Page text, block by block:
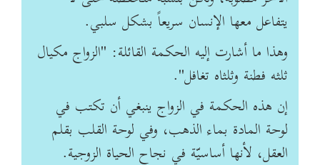
يتفاعل معها الإنسان سريعاً بشكل سلبي.
وهذا ما أشارت إليه الحكمة القائلة: "الزواج مكيال
ثلثه فطنة وثلثاه تغافل".
إن هذه الحكمة في الزواج ينبغي أن تكتب في
لوحة المادة بماء الذهب، وفي لوحة القلب بقلم
العقل، لأنها أساسيّة في نجاح الحياة الزوجية.